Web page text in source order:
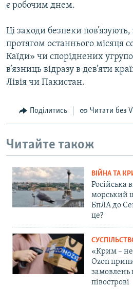
є робочим днем.
Ці заходи безпеки
протягом останнього місяця
Каїди» чи споріднених
в’язниць відразу в дев’яти
Лівія чи Пакистан.
Поділитись Читати без
Читайте також
ВІЙНА ТА
Російська
морський
БпЛА до
це?
«Крим – не
Ozon
півострові